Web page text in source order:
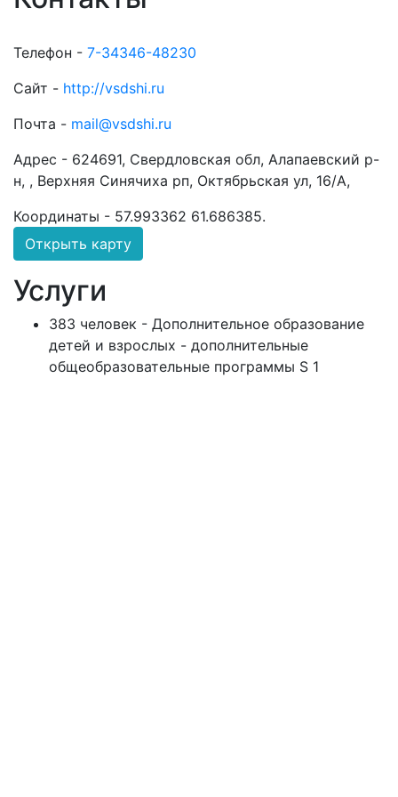
Телефон - 7-34346-48230
Сайт - http://vsdshi.ru
Почта - mail@vsdshi.ru
Адрес - 624691, Свердловская обл, Алапаевский р-
н, , Верхняя Синячиха рп, Октябрьская ул, 16/А,
Координаты - 57.993362 61.686385.
Открыть карту
Услуги
383 человек - Дополнительное образование
детей и взрослых - дополнительные
общеобразовательные программы S 1